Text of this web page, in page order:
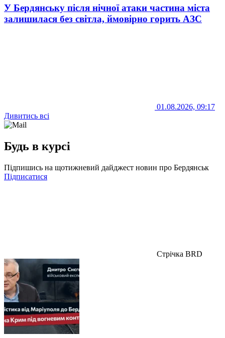
У Бердянську після нічної атаки частина міста
залишилася без світла, ймовірно горить АЗС
01.08.2026, 09:17
Дивитись всі
Будь в курсі
Підпишись на щотижневий дайджест новин про Бердянськ
Підписатися
Стрічка BRD